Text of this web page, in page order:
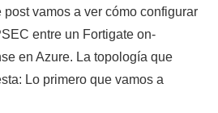
post vamos a ver cómo configurar
entre un Fortigate on-
en Azure. La topología que
Lo primero que vamos a